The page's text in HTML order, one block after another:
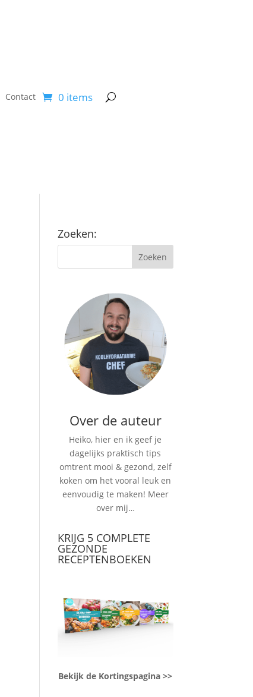
Contact 0 items
Zoeken:
Over de auteur
Heiko, hier en ik geef je
dagelijks praktisch tips
omtrent mooi & gezond, zelf
koken om het vooral leuk en
eenvoudig te maken! Meer
over mij…
KRIJG 5 COMPLETE
GEZONDE
RECEPTENBOEKEN
Bekijk de Kortingspagina >>